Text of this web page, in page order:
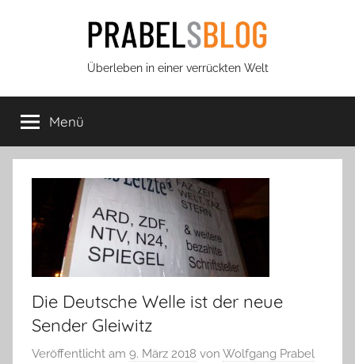
Prabels
Blog
Überleben in einer verrückten Welt
Menü
Die Deutsche Welle ist der neue
Sender Gleiwitz
Veröffentlicht am 9. März 2018 von Wolfgang Prabel